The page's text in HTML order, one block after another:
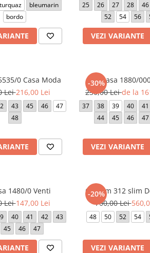
turquaz
bleumarin
bordo
25 26 27 28 46
52
54 56
VEZI VARIANTE
0 Casa Moda
Lei216,00 Lei
43 45 46
47
48
-30%
Camasa 1880/
230,00 Leide la
37 38 39 40 41
44
45 46 47
VEZI VARIANTE
1480/0 Venti
Lei147,00 Lei
40 41 42
43
45 46 47
-20%
Costum 312 slim
700,00 Lei
48 50 52 54
VEZI VARIANTE